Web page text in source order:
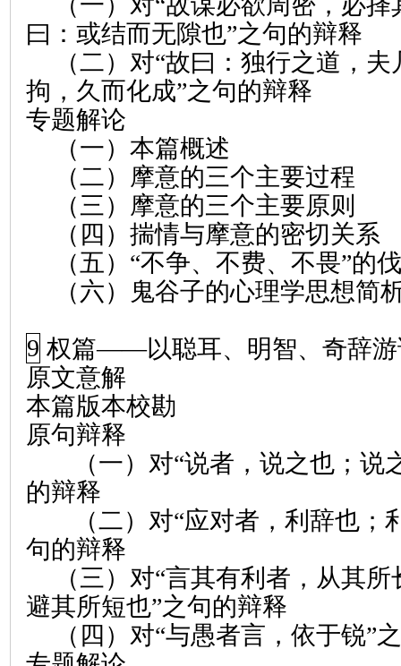
曰：或结而无隙也”之句的辩释
（二）对“故曰：独行之道，
拘，久而化成”之句的辩释
专题解论
（一）本篇概述
（二）摩意的三个主要过程
（三）摩意的三个主要原则
（四）揣情与摩意的密切关系
（五）“不争、不费、不畏”的
（六）鬼谷子的心理学思想简
9 权篇——以聪耳、 明智、奇辞
原文意解
本篇版本校勘
原句辩释
（一）对“说者，说之也；说
的辩释
（二）对“应对者，利辞也；
句的辩释
（三）对“言其有利者，从其
避其所短也”之句的辩释
（四）对“与愚者言，依于锐”